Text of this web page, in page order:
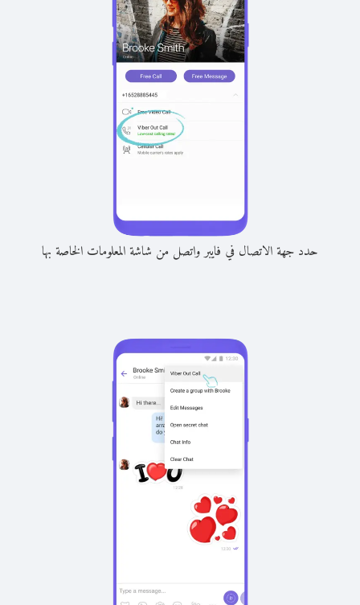
حدد جهة الاتصال في فايبر واتصل من شاشة المعلومات الخاصة بها